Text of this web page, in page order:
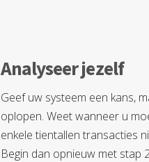
Analyseer jezelf
Geef uw systeem een kans,
oplopen. Weet wanneer u
enkele tientallen transacties
Begin dan opnieuw met stap